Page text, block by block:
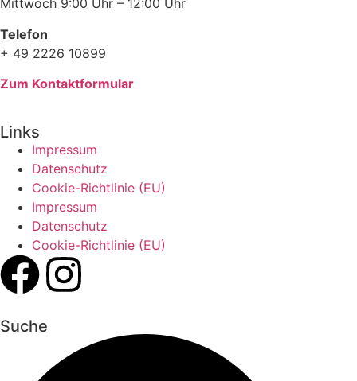
Mittwoch 9:00 Uhr – 12:00 Uhr
Telefon
+ 49 2226 10899
Zum Kontaktformular
Links
Impressum
Datenschutz
Cookie-Richtlinie (EU)
Impressum
Datenschutz
Cookie-Richtlinie (EU)
Suche